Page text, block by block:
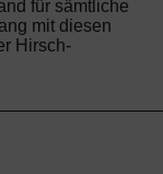
für sämtliche
mit diesen
Hirsch-